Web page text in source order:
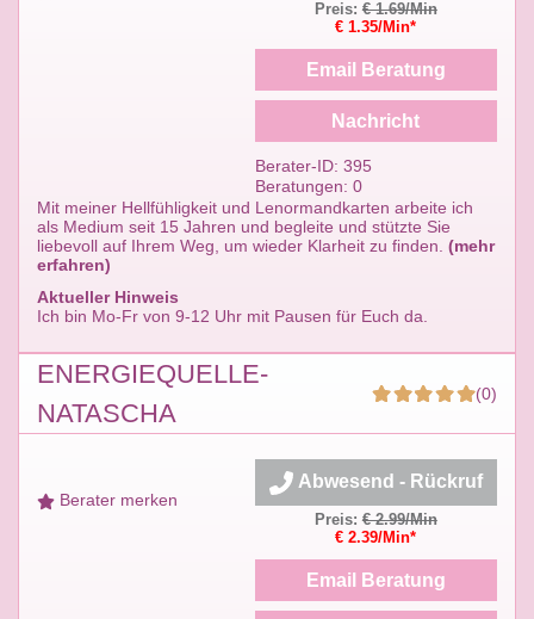
Mit meiner Hellfühligkeit und Lenormandkarten arbeite ich
als Medium seit 15 Jahren und begleite und stützte Sie
liebevoll auf Ihrem Weg, um wieder Klarheit zu finden. (mehr
erfahren)
Aktueller Hinweis
Ich bin Mo-Fr von 9-12 Uhr mit Pausen für Euch da.
Preis:€ 1.69/Min
€ 1.35/Min*
Email Beratung
Nachricht
Berater-ID: 395
Beratungen: 0
ENERGIEQUELLE-
NATASCHA
(0)
Berater merken
Abwesend - Rückruf
Preis:€ 2.99/Min
€ 2.39/Min*
Email Beratung